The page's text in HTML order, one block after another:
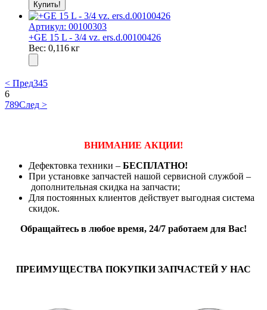
Артикул: 00100303
+GE 15 L - 3/4 vz. ers.d.00100426
Вес: 0,116 кг
< Пред345
6
789След >
ВНИМАНИЕ АКЦИИ!
Дефектовка техники – БЕСПЛАТНО!
При установке запчастей нашой сервисной службой –
дополнительная скидка на запчасти;
Для постоянных клиентов действует выгодная система
скидок.
Обращайтесь в любое время, 24/7 работаем для Вас!
ПРЕИМУЩЕСТВА ПОКУПКИ ЗАПЧАСТЕЙ У НАС